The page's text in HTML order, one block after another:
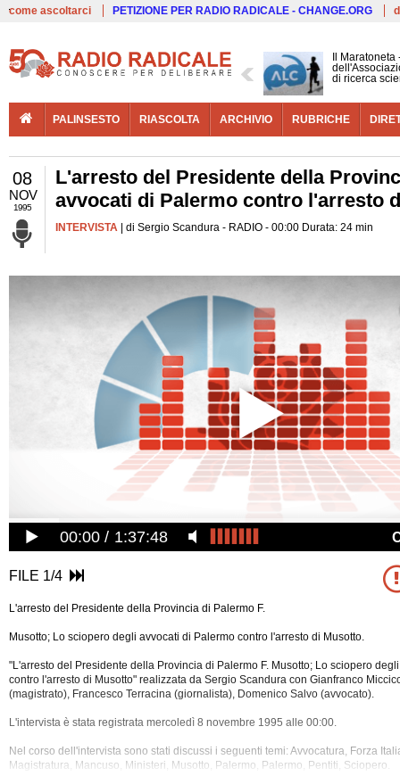
come ascoltarci PETIZIONE PER RADIO RADICALE - CHANGE.ORG
Il
di ricerca
PALINSESTO RIASCOLTA ARCHIVIO RUBRICHE
08
NOV
1995
L'arresto del Presidente della
avvocati di Palermo contro l'arresto
INTERVISTA | di Sergio Scandura - RADIO - 00:00 Durata: 24 min
00:00 1:37:48
FILE 1/4
L'arresto del Presidente della Provincia di Palermo F.
Musotto; Lo sciopero degli avvocati di Palermo contro l'arresto di Musotto.
"L'arresto del Presidente della Provincia di Palermo F. Musotto; Lo sciopero
contro l'arresto di Musotto" realizzata da Sergio Scandura con Gianfranco
(magistrato), Francesco Terracina (giornalista), Domenico Salvo (avvocato).
L'intervista è stata registrata mercoledì 8 novembre 1995 alle 00:00.
Nel corso dell'intervista sono stati discussi i seguenti temi: Avvocatura, Forza
Magistratura, Mancuso, Ministeri, Musotto, Palermo, Palermo, Pentiti, Sciopero.